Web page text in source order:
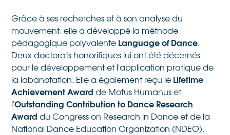
Grâce à ses recherches et à son analyse du
mouvement, elle a développé la méthode
pédagogique polyvalente Language of Dance.
Deux doctorats honorifiques lui ont été décernés
pour le développement et l'application pratique de
la labanotation. Elle a également reçu le Lifetime
Achievement Award de Motus Humanus et
l'Outstanding Contribution to Dance Research
Award du Congress on Research in Dance et de la
National Dance Education Organization (NDEO).